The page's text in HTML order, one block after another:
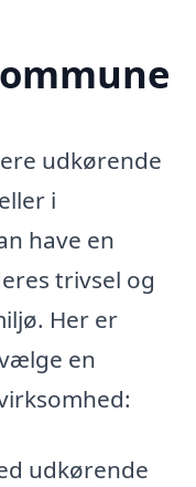
udkørende
i
have en
trivsel og
Her er
en
udkørende